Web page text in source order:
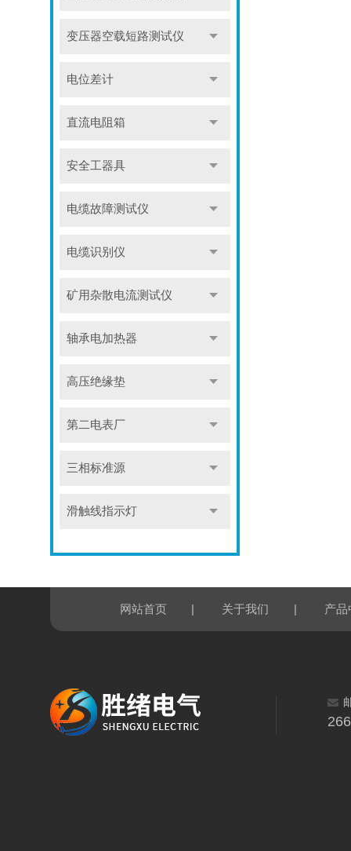
变压器空载短路测试仪
电位差计
直流电阻箱
安全工器具
电缆故障测试仪
电缆识别仪
矿用杂散电流测试仪
轴承电加热器
高压绝缘垫
第二电表厂
三相标准源
滑触线指示灯
网站首页 | 关于我们 | 产品